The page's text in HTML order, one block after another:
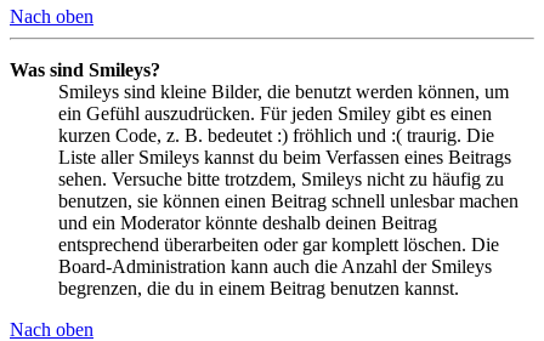
Nach oben
Was sind Smileys?
Smileys sind kleine Bilder, die benutzt werden können, um
ein Gefühl auszudrücken. Für jeden Smiley gibt es einen
kurzen Code, z. B. bedeutet :) fröhlich und :( traurig. Die
Liste aller Smileys kannst du beim Verfassen eines Beitrags
sehen. Versuche bitte trotzdem, Smileys nicht zu häufig zu
benutzen, sie können einen Beitrag schnell unlesbar machen
und ein Moderator könnte deshalb deinen Beitrag
entsprechend überarbeiten oder gar komplett löschen. Die
Board-Administration kann auch die Anzahl der Smileys
begrenzen, die du in einem Beitrag benutzen kannst.
Nach oben